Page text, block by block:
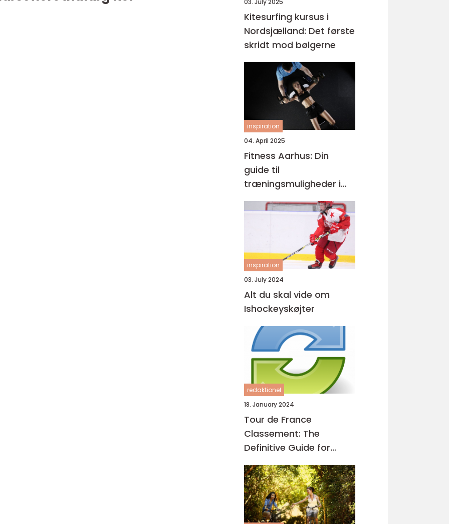
03. July 2025
Kitesurfing kursus i
Nordsjælland: Det første
skridt mod bølgerne
inspiration
04. April 2025
Fitness Aarhus: Din
guide til
træningsmuligheder i
smilets by
inspiration
03. July 2024
Alt du skal vide om
Ishockeyskøjter
redaktionel
18. January 2024
Tour de France
Classement: The
Definitive Guide for
Cycling Enthusiasts